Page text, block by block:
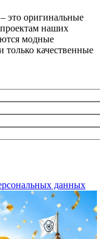
это оригинальные
наших
модные
только качественные
данных